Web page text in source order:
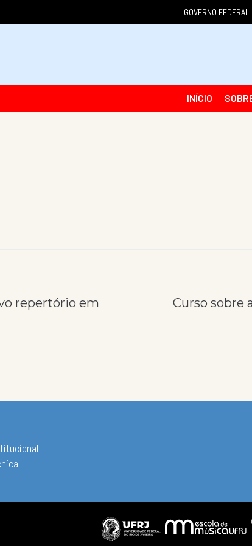
GOVERNO FEDERAL
INÍCIO
repertório em
Curso sobre